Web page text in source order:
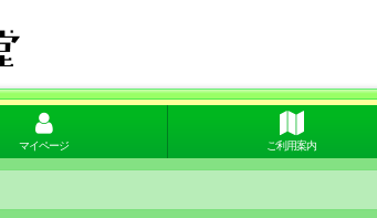
マイページ ご利用案内